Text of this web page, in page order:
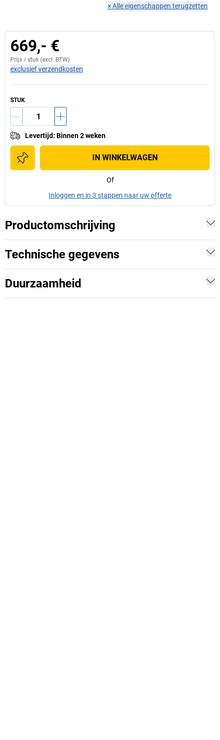
×Alle eigenschappen terugzetten
669,- €
Prijs / stuk (excl. BTW)
exclusief verzendkosten
STUK
Levertijd: Binnen 2 weken
IN WINKELWAGEN
Of
Inloggen en in 3 stappen naar uw offerte
Productomschrijving
Technische gegevens
Duurzaamheid